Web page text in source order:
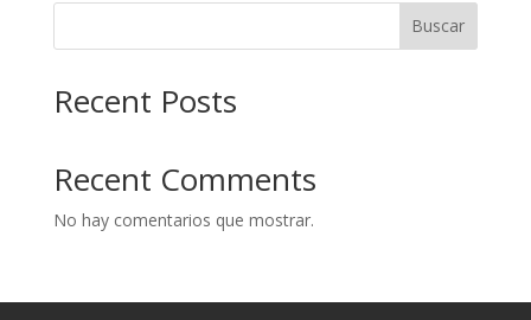
Buscar
Recent Posts
Recent Comments
No hay comentarios que mostrar.